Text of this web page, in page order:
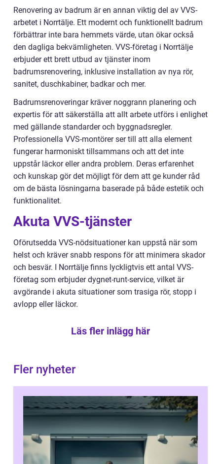
Renovering av badrum är en annan viktig del av VVS-
arbetet i Norrtälje. Ett modernt och funktionellt badrum
förbättrar inte bara hemmets värde, utan ökar också
den dagliga bekvämligheten. VVS-företag i Norrtälje
erbjuder ett brett utbud av tjänster inom
badrumsrenovering, inklusive installation av nya rör,
sanitet, duschkabiner, badkar och mer.
Badrumsrenoveringar kräver noggrann planering och
expertis för att säkerställa att allt arbete utförs i enlighet
med gällande standarder och byggnadsregler.
Professionella VVS-montörer ser till att alla element
fungerar harmoniskt tillsammans och att det inte
uppstår läckor eller andra problem. Deras erfarenhet
och kunskap gör det möjligt för dem att ge kunder råd
om de bästa lösningarna baserade på både estetik och
funktionalitet.
Akuta VVS-tjänster
Oförutsedda VVS-nödsituationer kan uppstå när som
helst och kräver snabb respons för att minimera skador
och besvär. I Norrtälje finns lyckligtvis ett antal VVS-
företag som erbjuder dygnet-runt-service, vilket är
avgörande i akuta situationer som trasiga rör, stopp i
avlopp eller läckor.
Läs fler inlägg här
Fler nyheter